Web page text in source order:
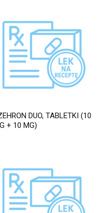
DUO, TABLETKI (10
+ 10 MG)